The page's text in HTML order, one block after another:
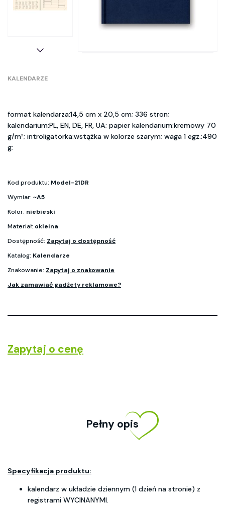
KALENDARZE
format kalendarza:14,5 cm x 20,5 cm; 336 stron;
kalendarium:PL, EN, DE, FR, UA; papier kalendarium:kremowy 70
g/m²; introligatorka:wstążka w kolorze szarym; waga 1 egz.:490
g;
Kod produktu: Model-21DR
Wymiar: ~A5
Kolor: niebieski
Materiał: okleina
Dostępność: Zapytaj o dostępność
Katalog: Kalendarze
Znakowanie: Zapytaj o znakowanie
Jak zamawiać gadżety reklamowe?
Zapytaj o cenę
Pełny opis
Specyfikacja produktu:
kalendarz w układzie dziennym (1 dzień na stronie) z
registrami WYCINANYMI.